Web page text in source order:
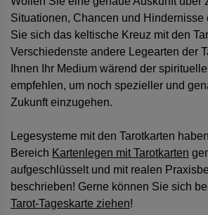
Situationen, Chancen und Hindernisse
Sie sich das keltische Kreuz mit den
Verschiedenste andere Legearten der
Ihnen Ihr Medium wärend der
empfehlen, um noch spezieller und
Zukunft einzugehen.
Legesysteme mit den Tarotkarten
Bereich Kartenlegen mit Tarotkarten
aufgeschlüsselt und mit realen
beschrieben! Gerne können Sie sich
Tarot-Tageskarte ziehen!